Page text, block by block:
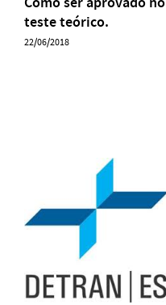
teste teórico.
22/06/2018